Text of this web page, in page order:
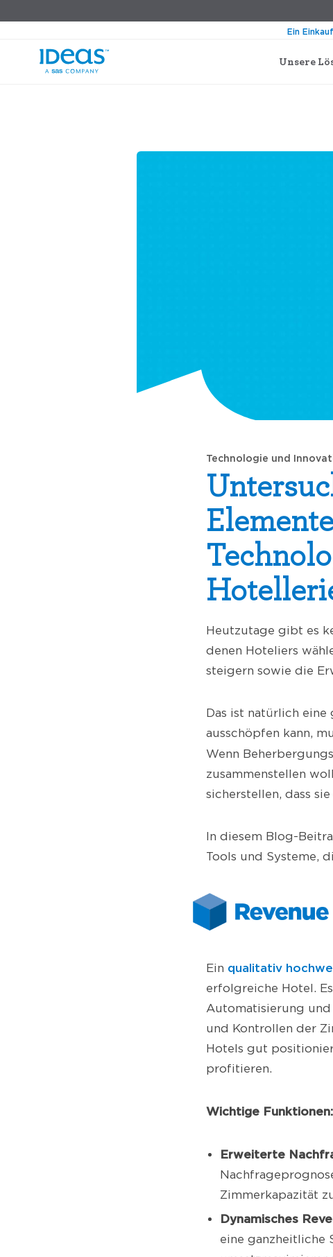
Unsere
Ein
Technologie und
Heutzutage gibt es
denen Hoteliers
steigern sowie die
Das ist natürlich
ausschöpfen kann,
Wenn
zusammenstellen
sicherstellen, dass
In diesem Blog-
Tools und Systeme,
Ein qualitativ
erfolgreiche Hotel.
Automatisierung
und Kontrollen der
Hotels gut
profitieren.
Wichtige Funktionen:
Erweiterte
Zimmerkapazität
Dynamisches
eine ganzheitliche